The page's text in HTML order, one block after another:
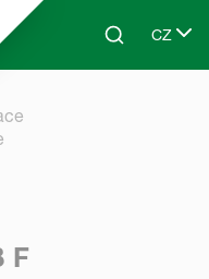
main contentSearchCZ
Select
F